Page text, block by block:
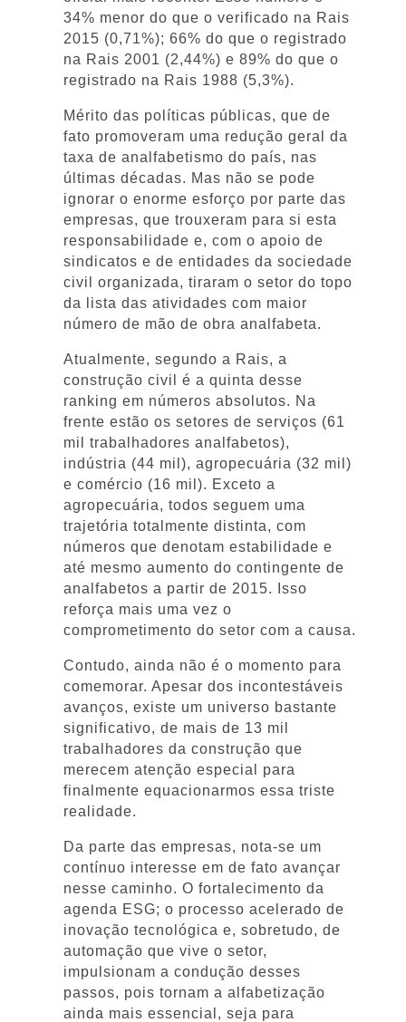
34% menor do que o verificado na Rais
2015 (0,71%); 66% do que o registrado
na Rais 2001 (2,44%) e 89% do que o
registrado na Rais 1988 (5,3%).
Mérito das políticas públicas, que de
fato promoveram uma redução geral da
taxa de analfabetismo do país, nas
últimas décadas. Mas não se pode
ignorar o enorme esforço por parte das
empresas, que trouxeram para si esta
responsabilidade e, com o apoio de
sindicatos e de entidades da sociedade
civil organizada, tiraram o setor do topo
da lista das atividades com maior
número de mão de obra analfabeta.
Atualmente, segundo a Rais, a
construção civil é a quinta desse
ranking em números absolutos. Na
frente estão os setores de serviços (61
mil trabalhadores analfabetos),
indústria (44 mil), agropecuária (32 mil)
e comércio (16 mil). Exceto a
agropecuária, todos seguem uma
trajetória totalmente distinta, com
números que denotam estabilidade e
até mesmo aumento do contingente de
analfabetos a partir de 2015. Isso
reforça mais uma vez o
comprometimento do setor com a causa.
Contudo, ainda não é o momento para
comemorar. Apesar dos incontestáveis
avanços, existe um universo bastante
significativo, de mais de 13 mil
trabalhadores da construção que
merecem atenção especial para
finalmente equacionarmos essa triste
realidade.
Da parte das empresas, nota-se um
contínuo interesse em de fato avançar
nesse caminho. O fortalecimento da
agenda ESG; o processo acelerado de
inovação tecnológica e, sobretudo, de
automação que vive o setor,
impulsionam a condução desses
passos, pois tornam a alfabetização
ainda mais essencial, seja para